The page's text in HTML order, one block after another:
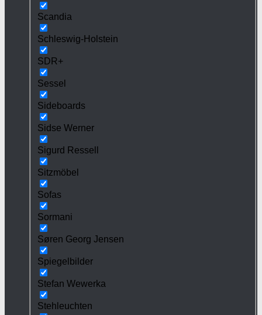
Scandia
Schleswig-Holstein
SDR+
Sessel
Sideboards
Sidse Werner
Sigurd Ressell
Sitzmöbel
Sofas
Sormani
Søren Georg Jensen
Spiegelbilder
Stefan Wewerka
Stehleuchten